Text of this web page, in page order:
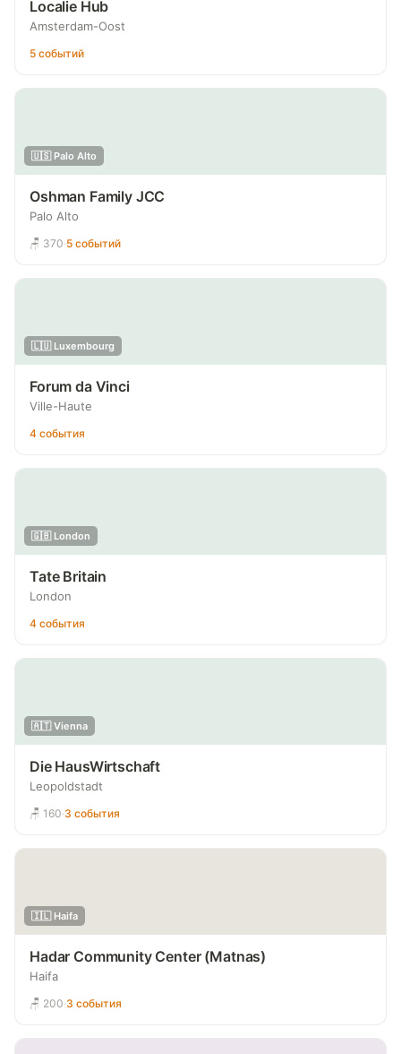
Localie Hub
Amsterdam-Oost
5 событий
🇺🇸 Palo Alto
Oshman Family JCC
Palo Alto
🪑 370·5 событий
🇱🇺 Luxembourg
Forum da Vinci
Ville-Haute
4 события
🇬🇧 London
Tate Britain
London
4 события
🇦🇹 Vienna
Die HausWirtschaft
Leopoldstadt
🪑 160·3 события
🇮🇱 Haifa
Hadar Community Center (Matnas)
Haifa
🪑 200·3 события